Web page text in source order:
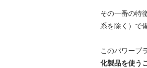
その一番の特
系を除く）で
このパワープ
化製品を使う